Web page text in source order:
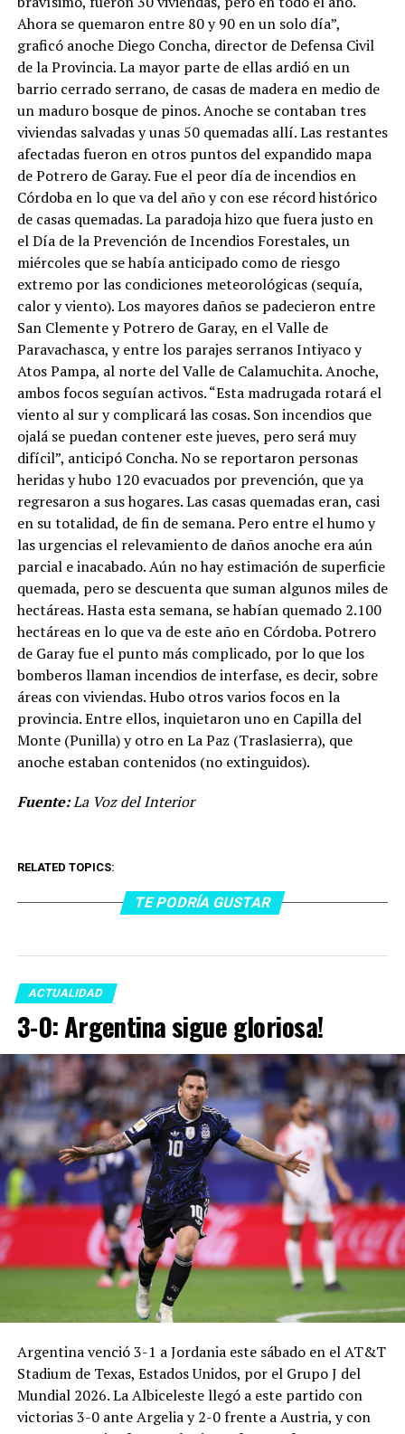
Ahora se quemaron entre 80 y 90 en un solo día”,
graficó anoche Diego Concha, director de Defensa Civil
de la Provincia. La mayor parte de ellas ardió en un
barrio cerrado serrano, de casas de madera en medio de
un maduro bosque de pinos. Anoche se contaban tres
viviendas salvadas y unas 50 quemadas allí. Las restantes
afectadas fueron en otros puntos del expandido mapa
de Potrero de Garay. Fue el peor día de incendios en
Córdoba en lo que va del año y con ese récord histórico
de casas quemadas. La paradoja hizo que fuera justo en
el Día de la Prevención de Incendios Forestales, un
miércoles que se había anticipado como de riesgo
extremo por las condiciones meteorológicas (sequía,
calor y viento). Los mayores daños se padecieron entre
San Clemente y Potrero de Garay, en el Valle de
Paravachasca, y entre los parajes serranos Intiyaco y
Atos Pampa, al norte del Valle de Calamuchita. Anoche,
ambos focos seguían activos. “Esta madrugada rotará el
viento al sur y complicará las cosas. Son incendios que
ojalá se puedan contener este jueves, pero será muy
difícil”, anticipó Concha. No se reportaron personas
heridas y hubo 120 evacuados por prevención, que ya
regresaron a sus hogares. Las casas quemadas eran, casi
en su totalidad, de fin de semana. Pero entre el humo y
las urgencias el relevamiento de daños anoche era aún
parcial e inacabado. Aún no hay estimación de superficie
quemada, pero se descuenta que suman algunos miles de
hectáreas. Hasta esta semana, se habían quemado 2.100
hectáreas en lo que va de este año en Córdoba. Potrero
de Garay fue el punto más complicado, por lo que los
bomberos llaman incendios de interfase, es decir, sobre
áreas con viviendas. Hubo otros varios focos en la
provincia. Entre ellos, inquietaron uno en Capilla del
Monte (Punilla) y otro en La Paz (Traslasierra), que
anoche estaban contenidos (no extinguidos).
Fuente:La Voz del Interior
RELATED TOPICS:
TE PODRÍA GUSTAR
ACTUALIDAD
3-0: Argentina sigue gloriosa!
Argentina venció 3-1 a Jordania este sábado en el AT&T
Stadium de Texas, Estados Unidos, por el Grupo J del
Mundial 2026. La Albiceleste llegó a este partido con
victorias 3-0 ante Argelia y 2-0 frente a Austria, y con